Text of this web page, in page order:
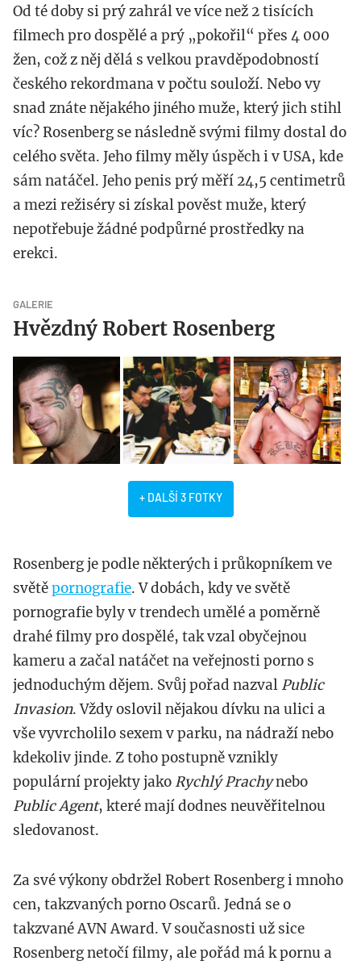
Od té doby si prý zahrál ve více než 2 tisících
filmech pro dospělé a prý „pokořil“ přes 4 000
žen, což z něj dělá s velkou pravděpodobností
českého rekordmana v počtu souloží. Nebo vy
snad znáte nějakého jiného muže, který jich stihl
víc? Rosenberg se následně svými filmy dostal do
celého světa. Jeho filmy měly úspěch i v USA, kde
sám natáčel. Jeho penis prý měří 24,5 centimetrů
a mezi režiséry si získal pověst muže, který
nepotřebuje žádné podpůrné prostředky na
erekci.
GALERIE
Hvězdný Robert Rosenberg
+ DALŠÍ 3 FOTKY
Rosenberg je podle některých i průkopníkem ve
světěpornografie. V dobách, kdy ve světě
pornografie byly v trendech umělé a poměrně
drahé filmy pro dospělé, tak vzal obyčejnou
kameru a začal natáčet na veřejnosti porno s
jednoduchým dějem. Svůj pořad nazval Public
Invasion. Vždy oslovil nějakou dívku na ulici a
vše vyvrcholilo sexem v parku, na nádraží nebo
kdekoliv jinde. Z toho postupně vznikly
populární projekty jako Rychlý Prachynebo
Public Agent, které mají dodnes neuvěřitelnou
sledovanost.
Za své výkony obdržel Robert Rosenberg i mnoho
cen, takzvaných porno Oscarů. Jedná se o
takzvané AVN Award. V současnosti už sice
Rosenberg netočí filmy, ale pořád má k pornu a